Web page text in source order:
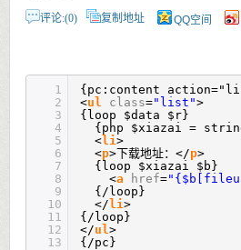
评论:(0) 复制地址 QQ空间
1
2
3
4
5
6
7
8
9
10
11
12
13
{pc:content
<ul class="list">
{loop $data $r}
{php $xiazai =
<li >
<p>下载地址：</p>
{loop $xiazai $b}
<a href=
{/loop}
</ li >
{/loop}
</ul >
{/pc}